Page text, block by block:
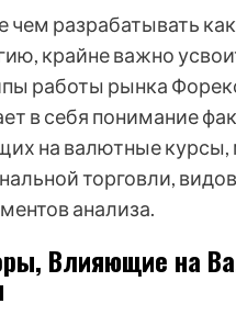
чем разрабатывать
крайне важно
работы рынка
в себя понимание
на валютные курсы,
торговли,
анализа.
Влияющие на